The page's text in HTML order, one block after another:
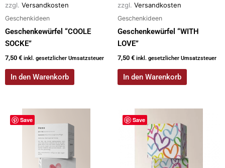
zzgl. Versandkosten
Geschenkideen
Geschenkewürfel “COOLE
SOCKE”
7,50 € inkl. gesetzlicher Umsatzsteuer
In den Warenkorb
zzgl. Versandkosten
Geschenkideen
Geschenkewürfel “WITH
LOVE”
7,50 € inkl. gesetzlicher Umsatzsteuer
In den Warenkorb
Save Save